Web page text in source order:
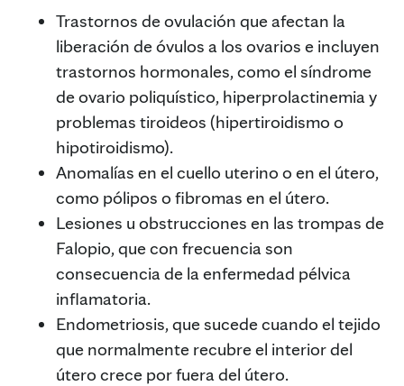
Trastornos de ovulación que afectan la
liberación de óvulos a los ovarios e incluyen
trastornos hormonales, como el síndrome
de ovario poliquístico, hiperprolactinemia y
problemas tiroideos (hipertiroidismo o
hipotiroidismo).
Anomalías en el cuello uterino o en el útero,
como pólipos o fibromas en el útero.
Lesiones u obstrucciones en las trompas de
Falopio, que con frecuencia son
consecuencia de la enfermedad pélvica
inflamatoria.
Endometriosis, que sucede cuando el tejido
que normalmente recubre el interior del
útero crece por fuera del útero.